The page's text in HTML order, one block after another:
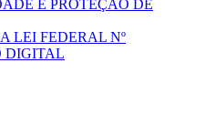
E PROTEÇÃO DE
LEI FEDERAL Nº
DIGITAL